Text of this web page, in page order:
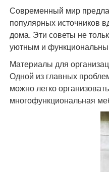
Современный мир
популярных источников
дома. Эти советы не
уютным и
Материалы для
Одной из главных
можно легко
многофункциональная